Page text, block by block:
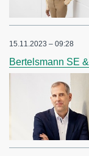
15.11.2023 – 09:28
Bertelsmann SE